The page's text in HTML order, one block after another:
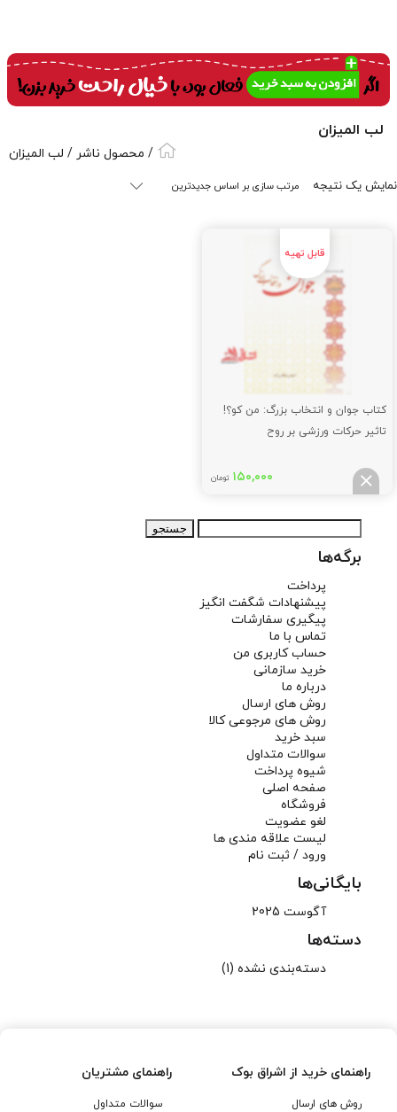
لب المیزان
/ محصول ناشر / لب المیزان
نمایش یک نتیجه
کتاب جوان و انتخاب بزرگ: من کو؟!
تاثیر حرکات ورزشی بر روح
۱۵۰,۰۰۰ تومان
جستجو
برای:
برگه‌ها
پرداخت
پیشنهادات شگفت انگیز
پیگیری سفارشات
تماس با ما
حساب کاربری من
خرید سازمانی
درباره ما
روش های ارسال
روش های مرجوعی کالا
سبد خرید
سوالات متداول
شیوه پرداخت
صفحه اصلی
فروشگاه
لغو عضویت
لیست علاقه مندی ها
ورود / ثبت نام
بایگانی‌ها
آگوست 2025
دسته‌ها
دسته‌بندی نشده (1)
راهنمای خرید از اشراق بوک
روش های ارسال
راهنمای مشتریان
سوالات متداول